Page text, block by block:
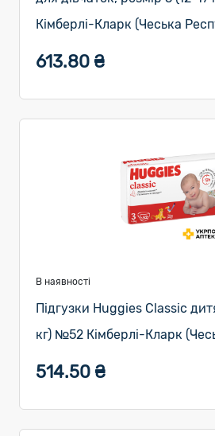
Кімберлі-Кларк (Чеська
613.80 ₴
В наявності
Підгузки Huggies Classic
кг) №52 Кімберлі-Кларк
514.50 ₴